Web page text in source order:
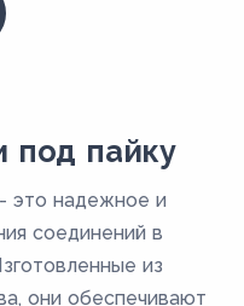
под пайку
это надежное и
соединений в
из
они обеспечивают